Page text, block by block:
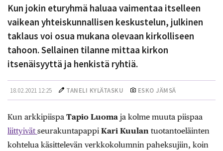
Kun jokin eturyhmä haluaa vaimentaa itselleen
vaikean yhteiskunnallisen keskustelun, julkinen
taklaus voi osua mukana olevaan kirkolliseen
tahoon. Sellainen tilanne mittaa kirkon
itsenäisyyttä ja henkistä ryhtiä.
18.02.2021 12:25 TANELI KYLÄTASKU ESKO JÄMSÄ
Kun arkkipiispa Tapio Luoma ja kolme muuta piispaa
liittyivät seurakuntapappi Kari Kuulan tuotantoeläinten
kohtelua käsittelevän verkkokolumnin paheksujiin, koin